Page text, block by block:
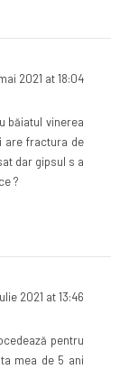
2021 at 18:04
băiatul vinerea
are fractura de
dar gipsul s a
?
2021 at 13:46
pentru
mea de 5 ani